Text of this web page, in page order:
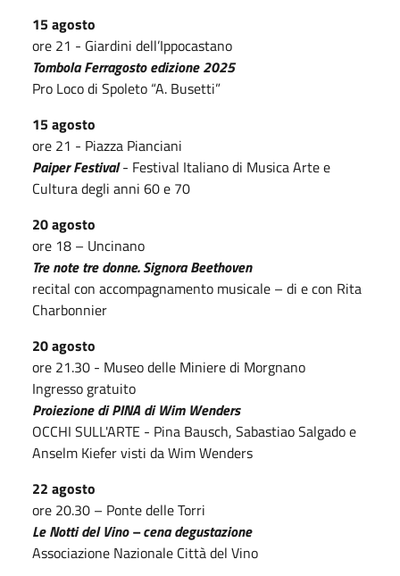
15 agosto
ore 21 - Giardini dell’Ippocastano
Tombola Ferragosto edizione 2025
Pro Loco di Spoleto “A. Busetti”
15 agosto
ore 21 - Piazza Pianciani
Paiper Festival- Festival Italiano di Musica Arte e
Cultura degli anni 60 e 70
20 agosto
ore 18 – Uncinano
Tre note tre donne. Signora Beethoven
recital con accompagnamento musicale – di e con Rita
Charbonnier
20 agosto
ore 21.30 - Museo delle Miniere di Morgnano
Ingresso gratuito
Proiezione di PINA di Wim Wenders
OCCHI SULL'ARTE - Pina Bausch, Sabastiao Salgado e
Anselm Kiefer visti da Wim Wenders
22 agosto
ore 20.30 – Ponte delle Torri
Le Notti del Vino – cena degustazione
Associazione Nazionale Città del Vino